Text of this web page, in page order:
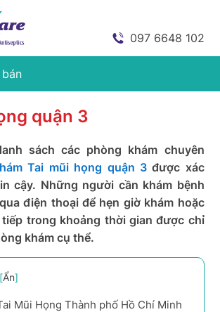
097 6648 102
quận 3
sách các phòng khám chuyên
Tai mũi họng quận 3được xác
cậy. Những người cần khám bệnh
điện thoại để hẹn giờ khám hoặc
trong khoảng thời gian được chỉ
khám cụ thể.
[Ẩn]
Mũi Họng Thành phố Hồ Chí Minh